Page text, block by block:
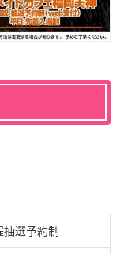
抽選予約制